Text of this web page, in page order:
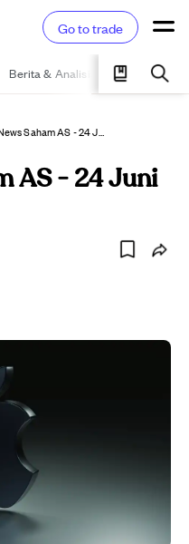
Go to trade
Berita & Analisis Pelajari
Daily News Saham AS - 24 Juni 2024
AS - 24 Juni